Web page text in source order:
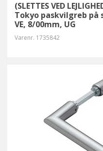
(SLETTES VED
Tokyo paskvilgreb på
VE, 8/00mm, UG
Varenr. 1735842